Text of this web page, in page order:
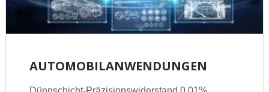
AUTOMOBILANWENDUNGEN